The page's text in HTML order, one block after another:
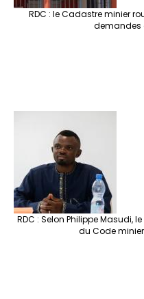
RDC : le Cadastre minier
demandes
RDC : Selon Philippe Masudi,
du Code